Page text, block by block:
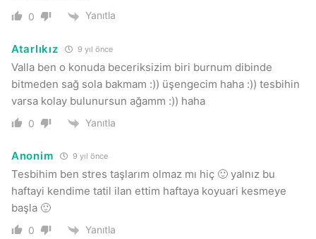
0 Yanıtla
Atarlıkız 9 yıl önce
Valla ben o konuda beceriksizim biri burnum dibinde
bitmeden sağ sola bakmam :)) üşengecim haha :)) tesbihin
varsa kolay bulunursun ağamm :)) haha
0 Yanıtla
Anonim 9 yıl önce
Tesbihim ben stres taşlarım olmaz mı hiç 🙂 yalnız bu
haftayi kendime tatil ilan ettim haftaya koyuari kesmeye
başla 🙂
0 Yanıtla